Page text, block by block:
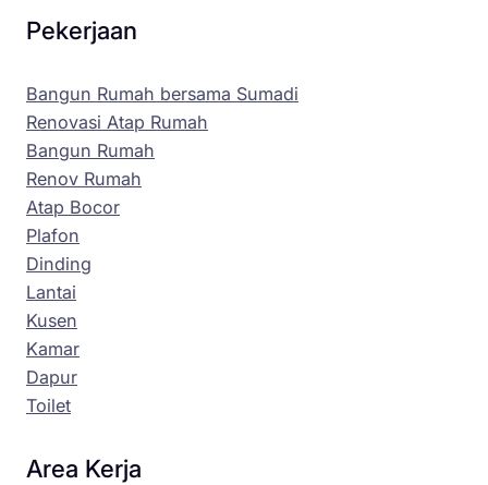
Pekerjaan
Bangun Rumah bersama Sumadi
Renovasi Atap Rumah
Bangun Rumah
Renov Rumah
Atap Bocor
Plafon
Dinding
Lantai
Kusen
Kamar
Dapur
Toilet
Area Kerja